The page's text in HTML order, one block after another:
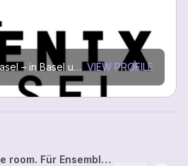
Ensemble Phœnix Basel – in Basel und unterwegs Wer
VIEW PROFILE
Don't leave the room. Für Ensemble (2024)